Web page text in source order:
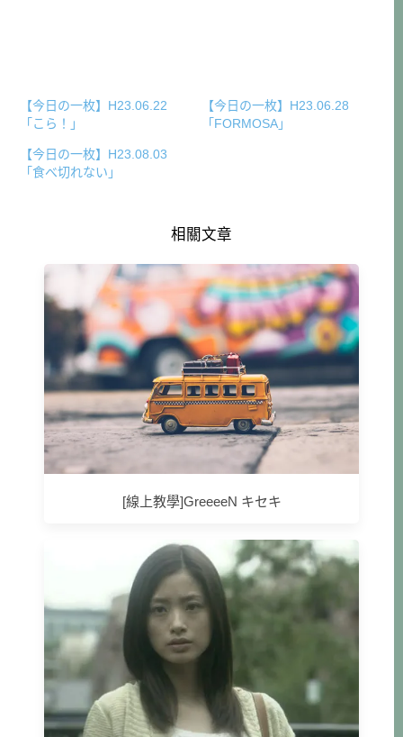
【今日の一枚】H23.06.22
「こら！」
【今日の一枚】H23.06.28
「FORMOSA」
【今日の一枚】H23.08.03
「食べ切れない」
相關文章
[線上教學]GreeeeN キセキ